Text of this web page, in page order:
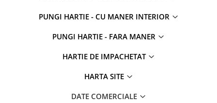
PUNGI HARTIE - CU MANER INTERIOR
PUNGI HARTIE - FARA MANER
HARTIE DE IMPACHETAT
HARTA SITE
DATE COMERCIALE